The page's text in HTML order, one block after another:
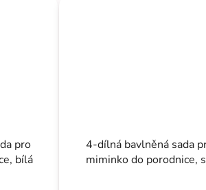
pro
bílá
4-dílná bavlněná sada
miminko do porodnice,